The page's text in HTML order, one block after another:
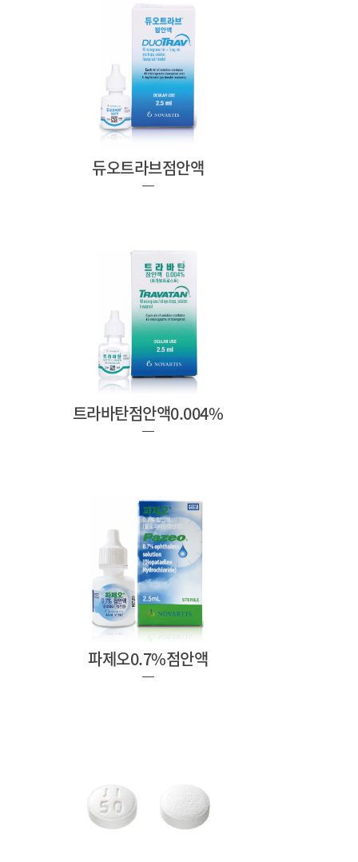
듀오트라브점안액
트라바탄점안액0.004%
파제오0.7%점안액